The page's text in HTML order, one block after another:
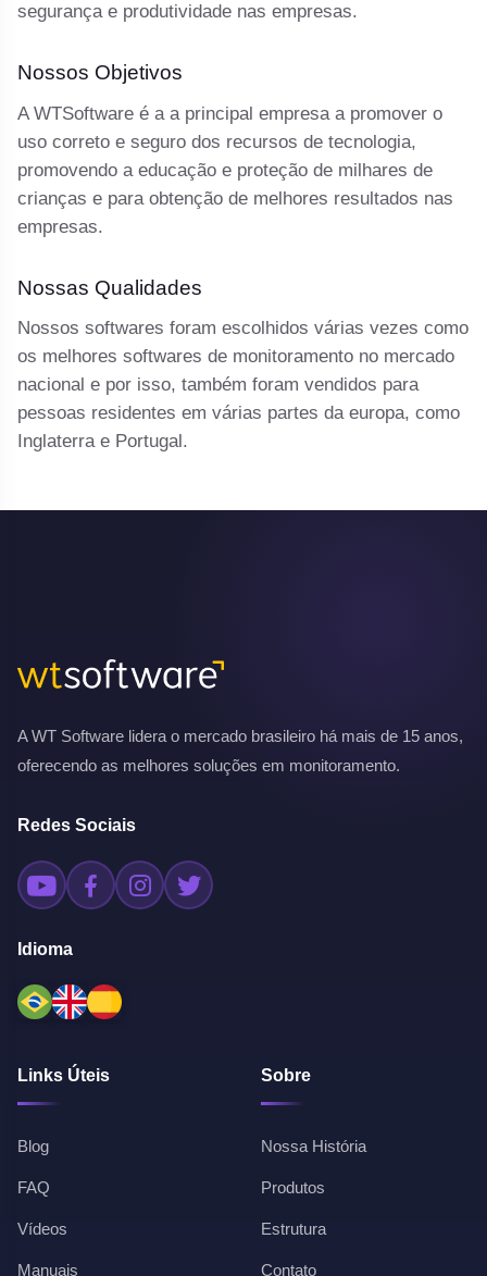
segurança e produtividade nas empresas.
Nossos Objetivos
A WTSoftware é a a principal empresa a promover o
uso correto e seguro dos recursos de tecnologia,
promovendo a educação e proteção de milhares de
crianças e para obtenção de melhores resultados nas
empresas.
Nossas Qualidades
Nossos softwares foram escolhidos várias vezes como
os melhores softwares de monitoramento no mercado
nacional e por isso, também foram vendidos para
pessoas residentes em várias partes da europa, como
Inglaterra e Portugal.
A WT Software lidera o mercado brasileiro há mais de 15 anos,
oferecendo as melhores soluções em monitoramento.
Redes Sociais
Idioma
Links Úteis
Blog
FAQ
Vídeos
Manuais
Sobre
Nossa História
Produtos
Estrutura
Contato